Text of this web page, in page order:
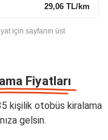
29,06 TL/km
için sayfanın üst
Fiyatları
kişilik otobüs kiralama
gelsin.